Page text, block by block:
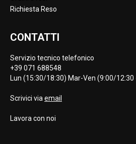
Richiesta Reso
CONTATTI
Servizio tecnico telefonico
+39 071 688548
Lun (15:30/18:30) Mar-Ven (9:00/
Scrivici via email
Lavora con noi